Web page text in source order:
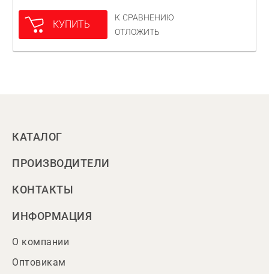
КУПИТЬ
К СРАВНЕНИЮ
ОТЛОЖИТЬ
КАТАЛОГ
ПРОИЗВОДИТЕЛИ
КОНТАКТЫ
ИНФОРМАЦИЯ
О компании
Оптовикам